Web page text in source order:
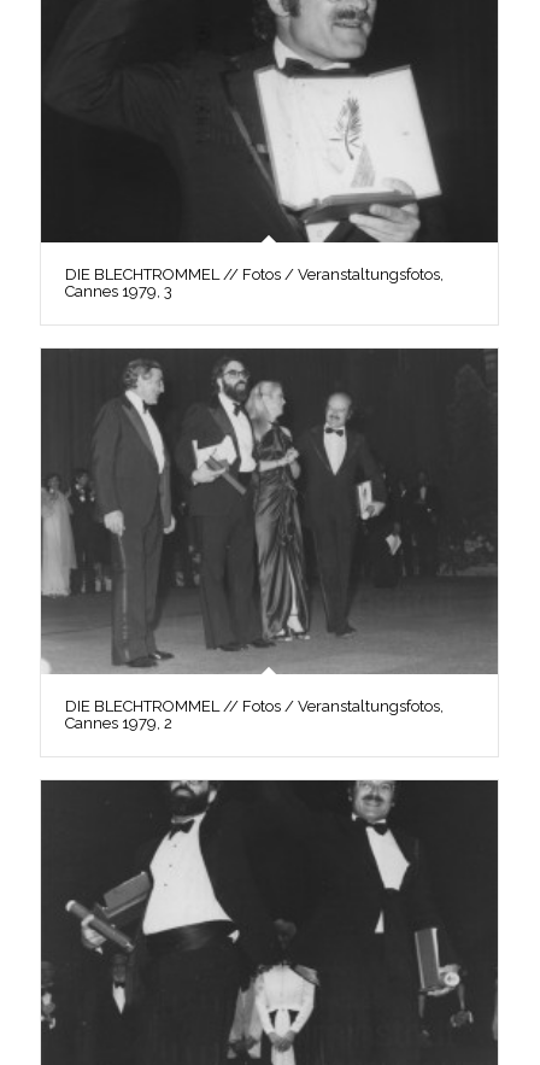
DIE BLECHTROMMEL // Fotos / Veranstaltungsfotos,
Cannes 1979, 3
DIE BLECHTROMMEL // Fotos / Veranstaltungsfotos,
Cannes 1979, 2